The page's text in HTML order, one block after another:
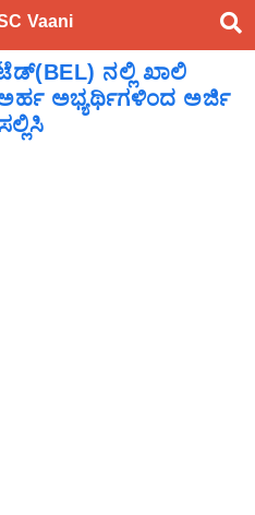
Vaani
ನಲ್ಲಿ ಖಾಲಿ
ಅಭ್ಯರ್ಥಿಗಳಿಂದ ಅರ್ಜಿ